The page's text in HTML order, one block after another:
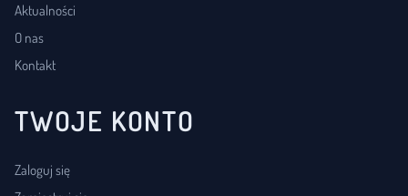
Aktualności
O nas
Kontakt
TWOJE KONTO
Zaloguj się